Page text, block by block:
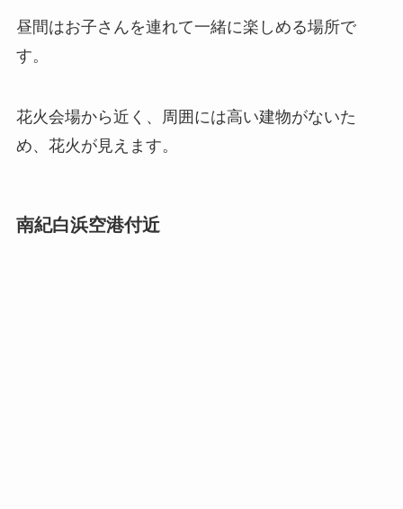
昼間はお子さんを連れて一緒に楽しめる場所で
す。
花火会場から近く、周囲には高い建物がないた
め、花火が見えます。
南紀白浜空港付近